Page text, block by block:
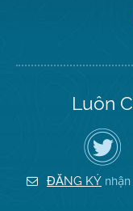
Luôn
Hãy
theo
dõi
Địa
Hạt
Không
ĐĂNG KÝ